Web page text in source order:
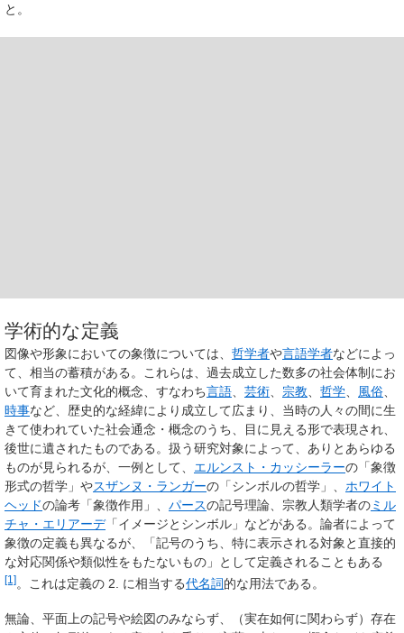
と。
学術的な定義
図像や形象においての象徴については、 哲学者や言語学者などによっ
て、相当の蓄積がある。これらは、過去成立した数多の社会体制にお
いて育まれた文化的概念、すなわち言語 芸術 宗教 哲学 風俗
時事など、歴史的な経緯により成立して広まり、当時の人々の間に生
きて使われていた社会通念・概念のうち、目に見える形で表現され、
後世に遺されたものである。扱う研究対象によって、ありとあらゆる
ものが見られるが、一例として、 エルンスト・カッシーラーの「象徴
形式の哲学」やスザンヌ・ランガーの「シンボルの哲学」、 ホワイト
ヘッドの論考「象徴作用」、 パースの記号理論、宗教人類学者のミル
チャ・エリアーデ「イメージとシンボル」などがある。論者によって
象徴の定義も異なるが、「記号のうち、特に表示される対象と直接的
な対応関係や類似性をもたないもの」として定義されることもある
[1]。これは定義の 2. に相当する代名詞的な用法である。
無論、平面上の記号や絵図のみならず、（実在如何に関わらず）存在